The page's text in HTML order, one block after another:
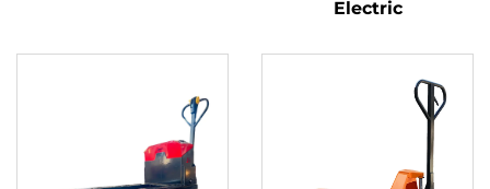
Electric